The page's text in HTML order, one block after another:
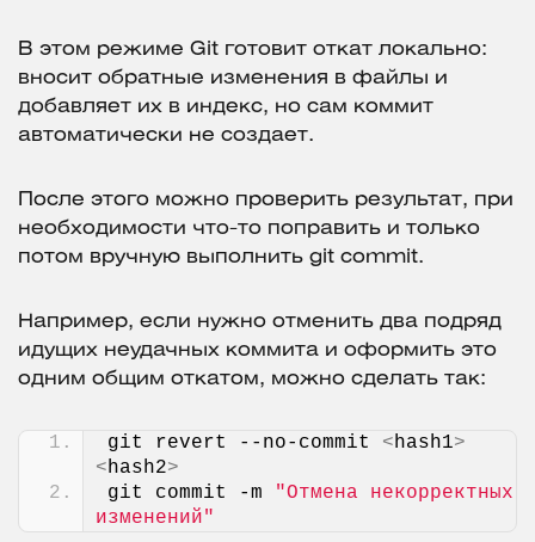
В этом режиме Git готовит откат локально:
вносит обратные изменения в файлы и
добавляет их в индекс, но сам коммит
автоматически не создает.
После этого можно проверить результат, при
необходимости что-то поправить и только
потом вручную выполнить git commit.
Например, если нужно отменить два подряд
идущих неудачных коммита и оформить это
одним общим откатом, можно сделать так:
git revert --no-commit <hash1>
<hash2>
git commit -m
"Отмена некорректных
изменений"